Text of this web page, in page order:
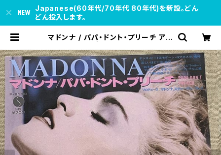
Japanese(60年代/70年代 80年代)を新設。どん
どん投入します。
マドンナ / パパ・ドント・プリーチ アン
ords